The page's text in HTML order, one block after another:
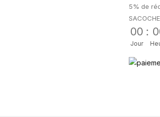
5% de
00
Jour
: